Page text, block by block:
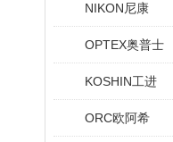
NIKON尼康
OPTEX奥普士
KOSHIN工进
ORC欧阿希